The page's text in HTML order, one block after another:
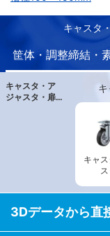
キャスタ
筐体・調整締結・
キャスタ・ア
ジャスタ・扉
キャ
3Dデータから直